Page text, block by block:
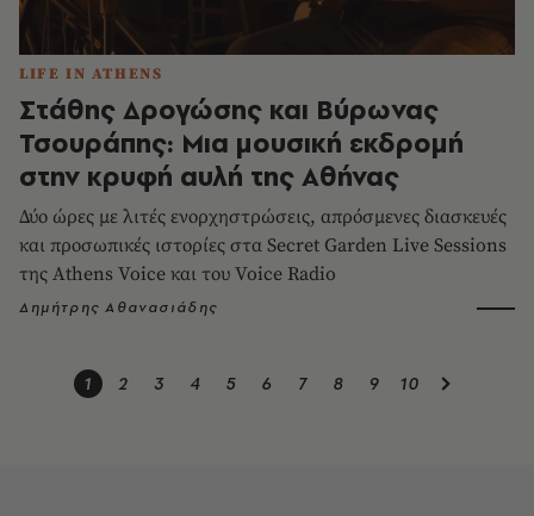
LIFE IN ATHENS
Στάθης Δρογώσης και Βύρωνας
Τσουράπης: Μια μουσική εκδρομή
στην κρυφή αυλή της Αθήνας
Δύο ώρες με λιτές ενορχηστρώσεις, απρόσμενες διασκευές
και προσωπικές ιστορίες στα Secret Garden Live Sessions
της Athens Voice και του Voice Radio
Δημήτρης Αθανασιάδης
1 2 3 4 5 6 7 8 9 10